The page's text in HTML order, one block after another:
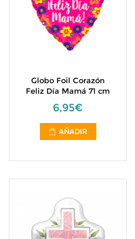
Globo Foil Corazón
Feliz Día Mamá 71 cm
6,95€
AÑADIR